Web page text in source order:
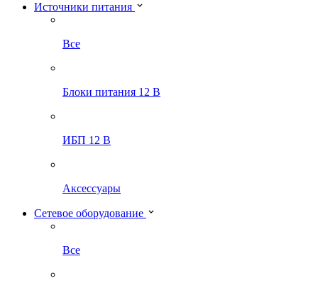
Источники питания
Все
Блоки питания 12 В
ИБП 12 В
Аксессуары
Сетевое оборудование
Все